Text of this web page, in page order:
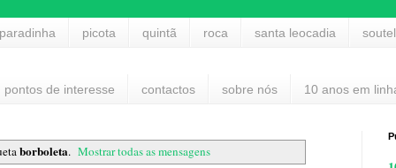
picota quintã roca santa leocadia
pontos de interesse contactos sobre nós 10 anos em
borboleta. Mostrar todas as mensagens